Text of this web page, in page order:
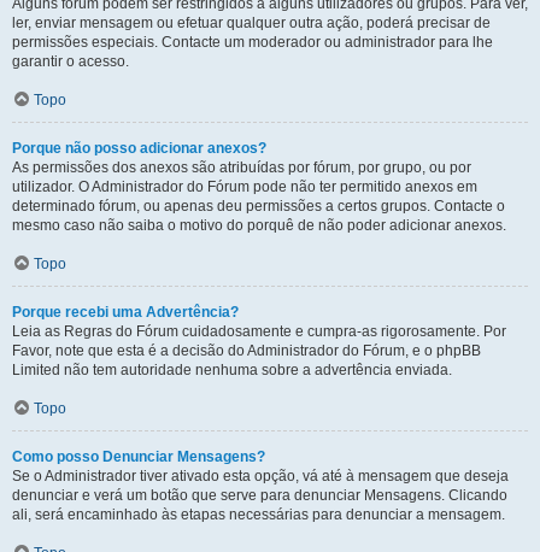
Alguns fórum podem ser restringidos a alguns utilizadores ou grupos. Para ver,
ler, enviar mensagem ou efetuar qualquer outra ação, poderá precisar de
permissões especiais. Contacte um moderador ou administrador para lhe
garantir o acesso.
Topo
Porque não posso adicionar anexos?
As permissões dos anexos são atribuídas por fórum, por grupo, ou por
utilizador. O Administrador do Fórum pode não ter permitido anexos em
determinado fórum, ou apenas deu permissões a certos grupos. Contacte o
mesmo caso não saiba o motivo do porquê de não poder adicionar anexos.
Topo
Porque recebi uma Advertência?
Leia as Regras do Fórum cuidadosamente e cumpra-as rigorosamente. Por
Favor, note que esta é a decisão do Administrador do Fórum, e o phpBB
Limited não tem autoridade nenhuma sobre a advertência enviada.
Topo
Como posso Denunciar Mensagens?
Se o Administrador tiver ativado esta opção, vá até à mensagem que deseja
denunciar e verá um botão que serve para denunciar Mensagens. Clicando
ali, será encaminhado às etapas necessárias para denunciar a mensagem.